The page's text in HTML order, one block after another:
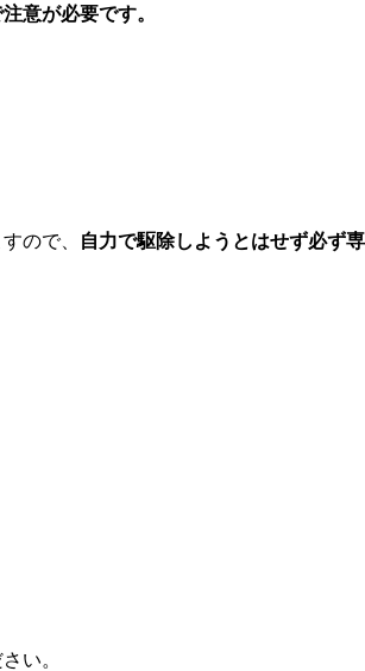
意が必要です。
ので、
自力で駆除しようとはせず必ず専
い。